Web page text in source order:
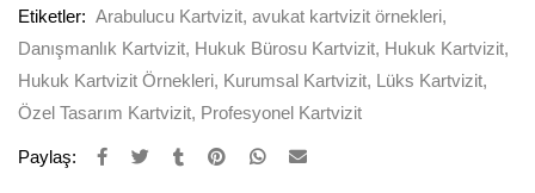
Etiketler: Arabulucu Kartvizit, avukat kartvizit örnekleri,
Danışmanlık Kartvizit, Hukuk Bürosu Kartvizit, Hukuk Kartvizit,
Hukuk Kartvizit Örnekleri, Kurumsal Kartvizit, Lüks Kartvizit,
Özel Tasarım Kartvizit, Profesyonel Kartvizit
Paylaş: